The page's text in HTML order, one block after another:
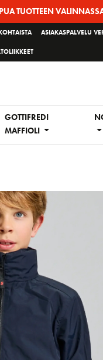
TUOTTEEN
ASIAKASPALVELU
GOTTIFREDI
MAFFIOLI